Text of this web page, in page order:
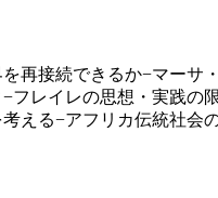
再接続できるか−マーサ
フレイレの思想・実践の
える−アフリカ伝統社会